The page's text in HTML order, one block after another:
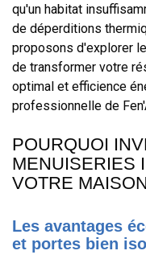
qu'un habitat
de déperditions
proposons d'explorer
de transformer votre
optimal et efficience
professionnelle de
POURQUOI
MENUISERIES
VOTRE
Les avantages
et portes bien